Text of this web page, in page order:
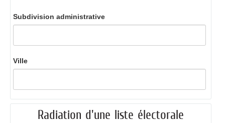
Subdivision administrative
Ville
Radiation d'une liste électorale